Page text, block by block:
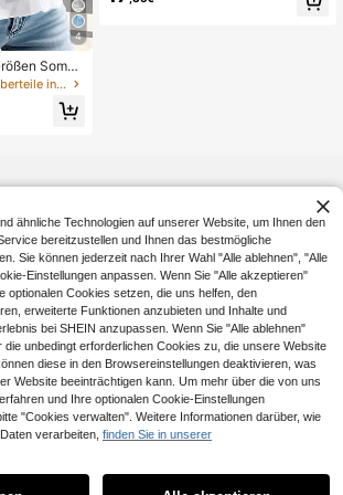
4
Somm
Ausschnitt
in Boho Oberteile in Übergröße
stisch, locker geschnitten, Langar
ähnliche Technologien auf unserer Website, um Ihnen den
bereitzustellen und Ihnen das bestmögliche
Sie können jederzeit nach Ihrer Wahl "Alle ablehnen", "Alle
Einstellungen anpassen. Wenn Sie "Alle akzeptieren"
optionalen Cookies setzen, die uns helfen, den
erweiterte Funktionen anzubieten und Inhalte und
bei SHEIN anzupassen. Wenn Sie "Alle ablehnen"
die unbedingt erforderlichen Cookies zu, die unsere Website
diese in den Browsereinstellungen deaktivieren, was
Website beeinträchtigen kann. Um mehr über die von uns
und Ihre optionalen Cookie-Einstellungen
"Cookies verwalten". Weitere Informationen darüber, wie
verarbeiten, finden Sie in unserer